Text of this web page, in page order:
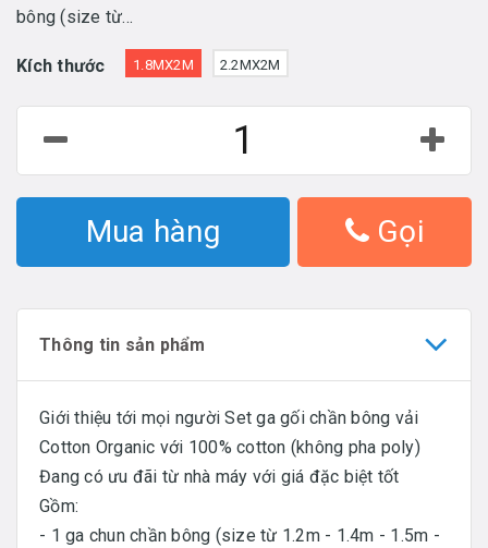
bông (size từ...
Kích thước 1.8MX2M 2.2MX2M
Mua hàng Gọi
Thông tin sản phẩm
Giới thiệu tới mọi người Set ga gối chần bông vải
Cotton Organic với 100% cotton (không pha poly)
Đang có ưu đãi từ nhà máy với giá đặc biệt tốt
Gồm:
- 1 ga chun chần bông (size từ 1.2m - 1.4m - 1.5m -